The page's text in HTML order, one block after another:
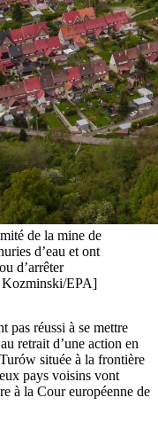
de la mine de
d’eau et ont
d’arrêter
Kozminski/EPA]
pas réussi à se mettre
retrait d’une action en
située à la frontière
pays voisins vont
à la Cour européenne de